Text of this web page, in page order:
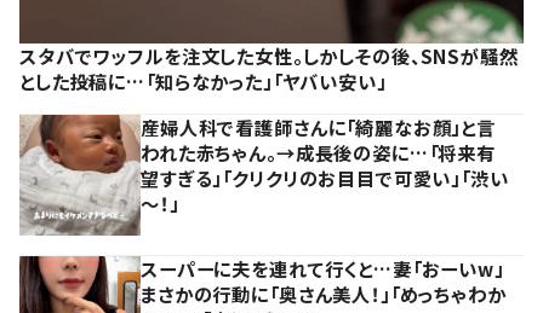
スタバでワッフルを注文した女性。しかしその後、SNSが騒然
とした投稿に…「知らなかった」「ヤバい安い」
産婦人科で看護師さんに「綺麗なお顔」と言
われた赤ちゃん。→成長後の姿に…「将来有
望すぎる」「クリクリのお目目で可愛い」「渋い
～！」
スーパーに夫を連れて行くと…妻「おーいw」
まさかの行動に「奥さん美人！」「めっちゃわか